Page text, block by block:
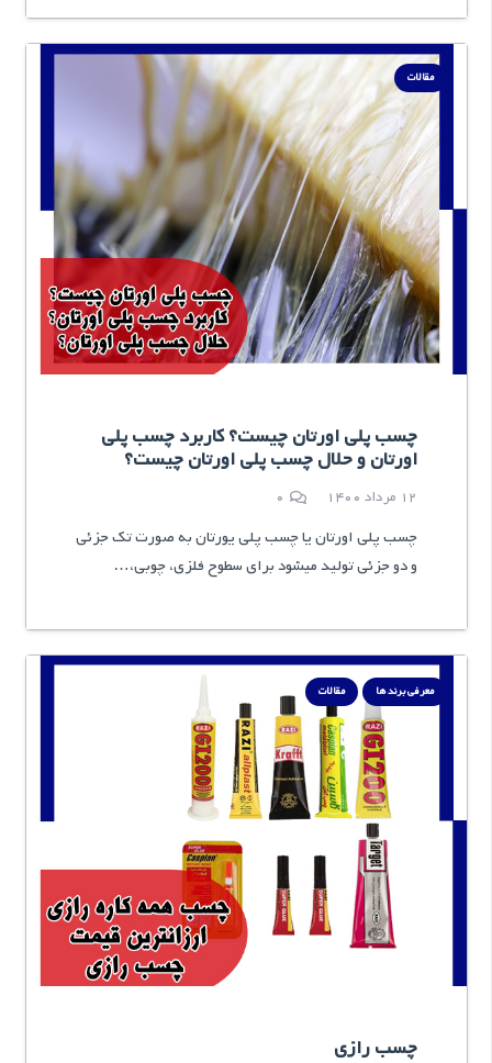
مقالات
چسب پلی اورتان چیست؟ کاربرد چسب پلی
اورتان و حلال چسب پلی اورتان چیست؟
12 مرداد 1400 0
چسب پلی اورتان یا چسب پلی یورتان به صورت تک جزئی
و دو جزئی تولید میشود برای سطوح فلزی، چوبی،…
معرفی برند ها مقالات
چسب رازی